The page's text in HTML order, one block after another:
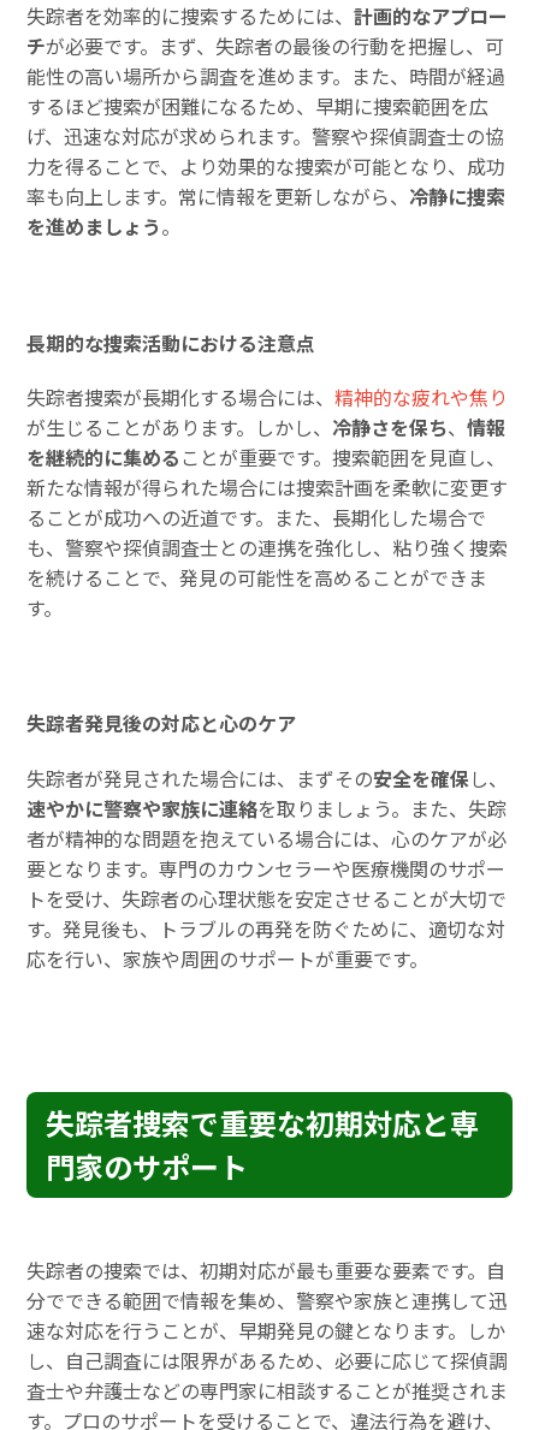
失踪者を効率的に捜索するためには、計画的なアプロー
チが必要です。まず、失踪者の最後の行動を把握し、可
能性の高い場所から調査を進めます。また、時間が経過
するほど捜索が困難になるため、早期に捜索範囲を広
げ、迅速な対応が求められます。警察や探偵調査士の協
力を得ることで、より効果的な捜索が可能となり、成功
率も向上します。常に情報を更新しながら、冷静に捜索
を進めましょう。
長期的な捜索活動における注意点
失踪者捜索が長期化する場合には、精神的な疲れや焦り
が生じることがあります。しかし、冷静さを保ち、情報
を継続的に集める ことが重要です。捜索範囲を見直し、
新たな情報が得られた場合には捜索計画を柔軟に変更す
ることが成功への近道です。また、長期化した場合で
も、警察や探偵調査士との連携を強化し、粘り強く捜索
を続けることで、発見の可能性を高めることができま
す。
失踪者発見後の対応と心のケア
失踪者が発見された場合には、まずその安全を確保 し、
速やかに警察や家族に連絡を取りましょう。また、失踪
者が精神的な問題を抱えている場合には、心のケアが必
要となります。専門のカウンセラーや医療機関のサポー
トを受け、失踪者の心理状態を安定させることが大切で
す。発見後も、トラブルの再発を防ぐために、適切な対
応を行い、家族や周囲のサポートが重要です。
失踪者捜索で重要な初期対応と専
門家のサポート
失踪者の捜索では、初期対応が最も重要な要素です。自
分でできる範囲で情報を集め、警察や家族と連携して迅
速な対応を行うことが、早期発見の鍵となります。しか
し、自己調査には限界があるため、必要に応じて探偵調
査士や弁護士などの専門家に相談することが推奨されま
す。プロのサポートを受けることで、違法行為を避け、